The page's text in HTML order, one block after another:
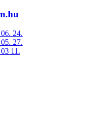
24.
27.
11.